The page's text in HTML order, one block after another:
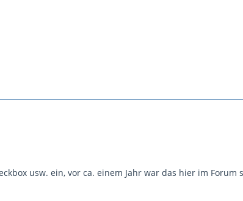
usw. ein, vor ca. einem Jahr war das hier im